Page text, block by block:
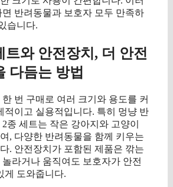
반려동물과 보호자 모두 만족하
습니다.
트와 안전장치, 더 안전
다듬는 방법
번 구매로 여러 크기와 용도를 커
적이고 실용적입니다. 특히 멍냥 반
종 세트는 작은 강아지와 고양이
, 다양한 반려동물을 함께 키우는
. 안전장치가 포함된 제품은 깎는
라거나 움직여도 보호자가 안전
게 도와줍니다.